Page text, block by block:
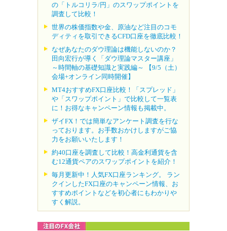
の「トルコリラ/円」のスワップポイントを
調査して比較！
世界の株価指数や金、原油など注目のコモ
ディティを取引できるCFD口座を徹底比較！
なぜあなたのダウ理論は機能しないのか？
田向宏行が導く「ダウ理論マスター講座」
～時間軸の基礎知識と実践編～ 【9/5（土）
会場+オンライン同時開催】
MT4おすすめFX口座比較！「スプレッド」
や「スワップポイント」で比較して一覧表
に！お得なキャンペーン情報も掲載中。
ザイFX！では簡単なアンケート調査を行な
っております。お手数おかけしますがご協
力をお願いいたします！
約40口座を調査して比較！高金利通貨を含
む12通貨ペアのスワップポイントを紹介！
毎月更新中！人気FX口座ランキング。 ラン
クインしたFX口座のキャンペーン情報、お
すすめポイントなどを初心者にもわかりや
すく解説。